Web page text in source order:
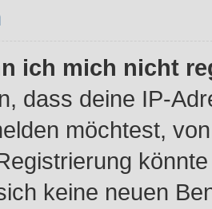
ich mich nicht
dass deine IP-
möchtest,
keine neuen